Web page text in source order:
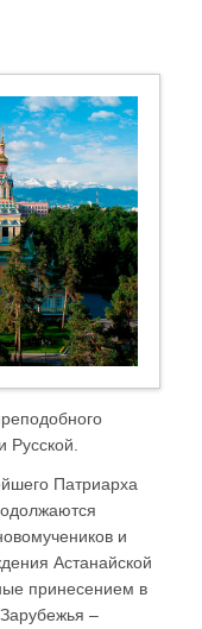
Русской.
Патриарха
и
Астанайской
принесением в
–